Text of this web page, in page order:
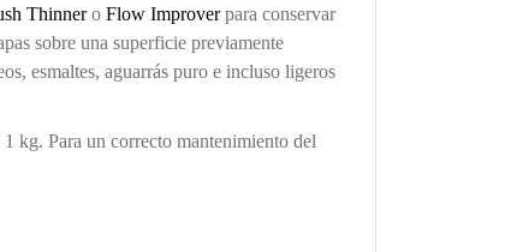
Thinnero Flow Improverpara conservar
sobre una superficie previamente
esmaltes, aguarrás puro e incluso ligeros
kg. Para un correcto mantenimiento del